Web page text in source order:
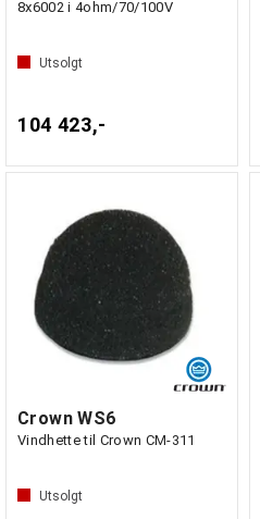
8x6002 i 4ohm/70/100V
Utsolgt
104 423,-
Crown WS6
Vindhette til Crown CM-311
Utsolgt